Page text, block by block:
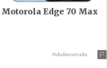
Motorola Edge 70 Max
Puhelinvertailu